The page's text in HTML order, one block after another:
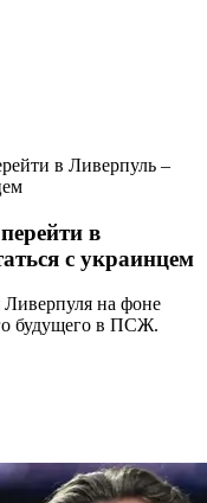
в Ливерпуль –
в
с украинцем
Ливерпуля на фоне
будущего в ПСЖ.